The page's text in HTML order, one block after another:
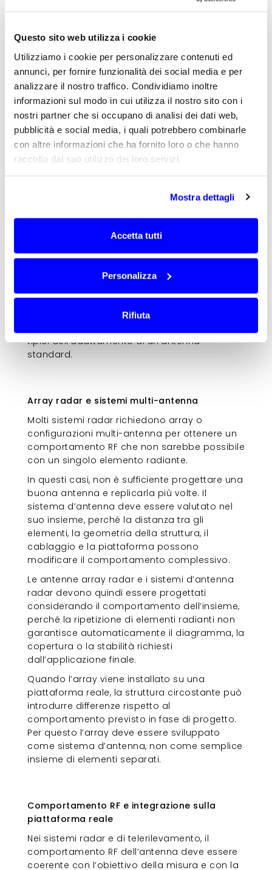
Questo sito web utilizza i cookie
Utilizziamo i cookie per personalizzare contenuti ed
annunci, per fornire funzionalità dei social media e per
analizzare il nostro traffico. Condividiamo inoltre
informazioni sul modo in cui utilizza il nostro sito con i
nostri partner che si occupano di analisi dei dati web,
pubblicità e social media, i quali potrebbero combinarle
con altre informazioni che ha fornito loro o che hanno
raccolto dal suo utilizzo dei loro servizi.
Mostra dettagli
Accetta tutti
Personalizza
Rifiuta
Le antenne per Georadar e le antenne GPR
profondità di indagine, della risoluzione
richiesta, del tipo di superficie o materiale da
analizzare, della banda operativa e della
geometria di integrazione nel sistema di
misura.
Un’applicazione destinata all’indagine del
terreno può avere esigenze diverse rispetto a
un sistema pensato per pavimentazioni,
strutture, materiali o superfici specifiche. In
misura e con il modo in cui il sistema viene
è sufficiente. L’antenna deve poter lavorare
all’interno di una struttura meccanica adatta
comportamento prevedibile durante l’utilizzo.
Una soluzione custom consente di bilanciare
meglio prestazioni RF, vincoli meccanici e
tipici dell’adattamento di un’antenna
standard.
Array radar e sistemi multi-antenna
Molti sistemi radar richiedono array o
configurazioni multi-antenna per ottenere un
comportamento RF che non sarebbe possibile
con un singolo elemento radiante.
In questi casi, non è sufficiente progettare una
buona antenna e replicarla più volte. Il
sistema d’antenna deve essere valutato nel
suo insieme, perché la distanza tra gli
elementi, la geometria della struttura, il
cablaggio e la piattaforma possono
modificare il comportamento complessivo.
Le antenne array radar e i sistemi d’antenna
radar devono quindi essere progettati
considerando il comportamento dell’insieme,
perché la ripetizione di elementi radianti non
garantisce automaticamente il diagramma, la
copertura o la stabilità richiesti
dall’applicazione finale.
Quando l’array viene installato su una
piattaforma reale, la struttura circostante può
introdurre differenze rispetto al
comportamento previsto in fase di progetto.
Per questo l’array deve essere sviluppato
come sistema d’antenna, non come semplice
insieme di elementi separati.
Comportamento RF e integrazione sulla
piattaforma reale
Nei sistemi radar e di telerilevamento, il
comportamento RF dell’antenna deve essere
coerente con l’obiettivo della misura e con la